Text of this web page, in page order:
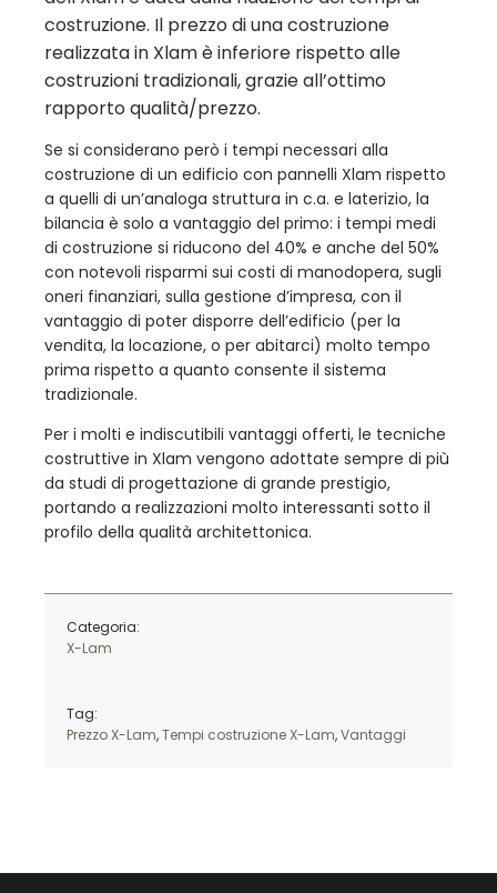
costruzione. Il prezzo di una costruzione
realizzata in Xlam è inferiore rispetto alle
costruzioni tradizionali, grazie all’ottimo
rapporto qualità/prezzo.
Se si considerano però i tempi necessari alla
costruzione di un edificio con pannelli Xlam rispetto
a quelli di un’analoga struttura in c.a. e laterizio, la
bilancia è solo a vantaggio del primo: i tempi medi
di costruzione si riducono del 40% e anche del 50%
con notevoli risparmi sui costi di manodopera, sugli
oneri finanziari, sulla gestione d’impresa, con il
vantaggio di poter disporre dell’edificio (per la
vendita, la locazione, o per abitarci) molto tempo
prima rispetto a quanto consente il sistema
tradizionale.
Per i molti e indiscutibili vantaggi offerti, le tecniche
costruttive in Xlam vengono adottate sempre di più
da studi di progettazione di grande prestigio,
portando a realizzazioni molto interessanti sotto il
profilo della qualità architettonica.
Categoria:
X-Lam
Tag:
Prezzo X-Lam,Tempi costruzione X-Lam,Vantaggi